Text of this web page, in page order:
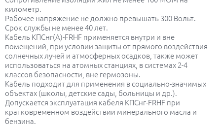
километр.
Рабочее напряжение не должно превышать 300 Вольт.
Срок службы не менее 40 лет.
Кабель КПСнг(А)-FRHF применяется внутри и вне
помещений, при условии защиты от прямого воздействия
солнечных лучей и атмосферных осадков, также может
использоваться на атомных станциях, в системах 2-4
классов безопасности, вне гермозоны.
Кабель подходит для применения в социально-значимых
объектах (школы, детские сады, больницы и др.).
Допускается эксплуатация кабеля КПСнг-FRHF при
кратковременном воздействии минерального масла и
бензина.